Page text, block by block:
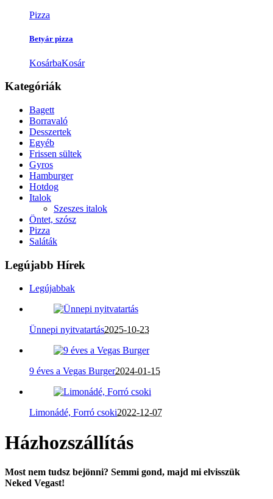
Pizza
Betyár pizza
KosárbaKosár
Kategóriák
Bagett
Borravaló
Desszertek
Egyéb
Frissen sültek
Gyros
Hamburger
Hotdog
Italok
Szeszes italok
Öntet, szósz
Pizza
Saláták
Legújabb Hírek
Legújabbak
Ünnepi nyitvatartás2025-10-23
9 éves a Vegas Burger2024-01-15
Limonádé, Forró csoki2022-12-07
Házhozszállítás
Most nem tudsz bejönni? Semmi gond, majd mi elvisszük
Neked Vegast!